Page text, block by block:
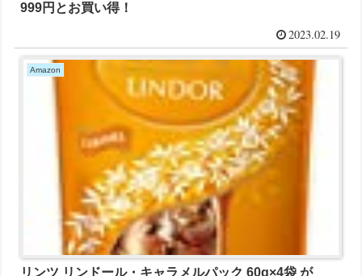
999円とお買い得！
2023.02.19
Amazon
リンツ リンドール・キャラメルパック 60g×4袋 が